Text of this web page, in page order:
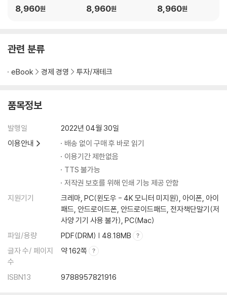
요?
8,960원
요?
8,960원
요?
8,960원
관련 분류
eBook 경제 경영 투자/재테크
품목정보
발행일
2022년 04월 30일
이용안내
배송 없이 구매 후 바로 읽기
이용기간 제한없음
TTS 불가능
저작권 보호를 위해 인쇄 기능 제공 안함
지원기기
크레마, PC(윈도우 - 4K 모니터 미지원), 아이폰, 아이
패드, 안드로이드폰, 안드로이드패드, 전자책단말기(저
사양 기기 사용 불가), PC(Mac)
파일/용량
PDF(DRM) | 48.18MB
글자 수/ 페이지
수
약 162쪽
ISBN13 9788957821916